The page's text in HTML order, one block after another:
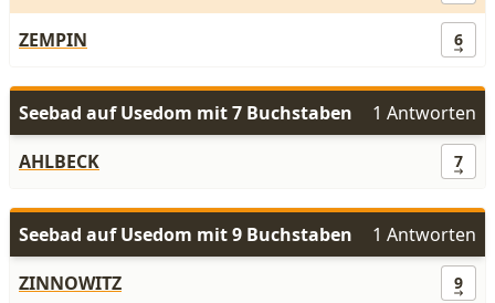
ZEMPIN 6
Seebad auf Usedom mit 7 Buchstaben
1 Antworten
AHLBECK
7
Seebad auf Usedom mit 9 Buchstaben
1 Antworten
ZINNOWITZ
9